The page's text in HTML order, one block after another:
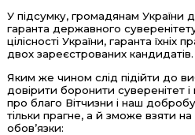
У підсумку, громадянам України
гаранта державного
цілісності України, гаранта
двох зареєстрованих кандидатів.
Яким же чином слід підійти до
довірити боронити суверенітет
про благо Вітчизни і наш
тільки прагне, а й зможе взяти на
обов’язки: